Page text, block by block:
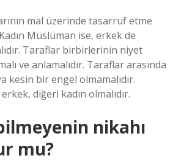
mal üzerinde tasarruf etme
Müslüman ise, erkek de
Taraflar birbirlerinin niyet
ve anlamalıdır. Taraflar arasında
kesin bir engel olmamalıdır.
diğeri kadın olmalıdır.
nikahı
mu?